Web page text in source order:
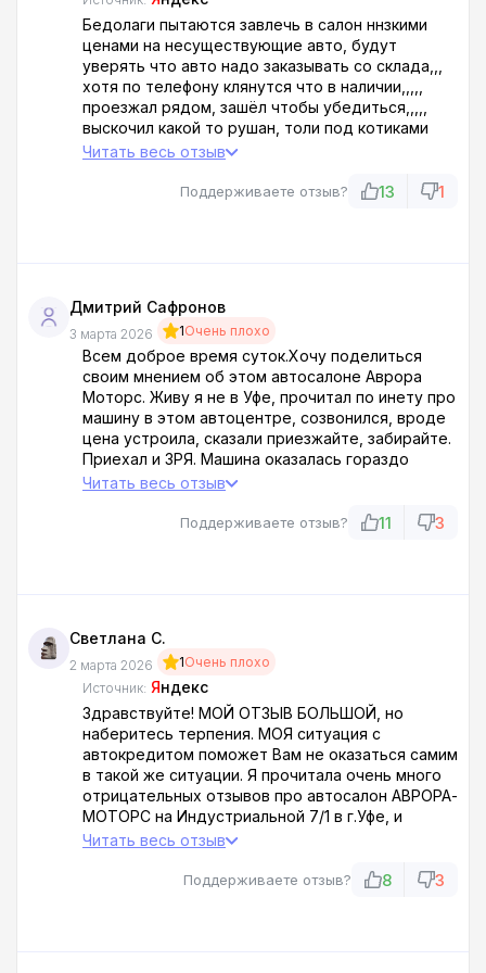
Бедолаги пытаются завлечь в салон ннзкими
ценами на несуществующие авто, будут
уверять что авто надо заказывать со склада,,,
хотя по телефону клянутся что в наличии,,,,,
проезжал рядом, зашёл чтобы убедиться,,,,,
выскочил какой то рушан, толи под котиками
толи радужной ориентации, начал говорить про
Читать весь отзыв
Поддерживаете отзыв? 13 1
Дмитрий Сафронов
3 марта 2026 1Очень плохо
Всем доброе время суток.Хочу поделиться
своим мнением об этом автосалоне Аврора
Моторс. Живу я не в Уфе, прочитал по инету про
машину в этом автоцентре, созвонился, вроде
цена устроила, сказали приезжайте, забирайте.
Приехал и ЗРЯ. Машина оказалась гораздо
дороже и еще в кредит. Короче ВСЕ ТАМ ВРУТ
ПОБОЛЬШЕ СОДРАТЬ.
СЮДА!
Читать весь отзыв
Поддерживаете отзыв? 11 3
Светлана С.
2 марта 2026 1Очень плохо
Источник: Яндекс
Здравствуйте! МОЙ ОТЗЫВ БОЛЬШОЙ, но
наберитесь терпения. МОЯ ситуация с
автокредитом поможет Вам не оказаться самим
в такой же ситуации. Я прочитала очень много
отрицательных отзывов про автосалон АВРОРА-
МОТОРС на Индустриальной 7/1 в г.Уфе, и
полностью согласна с этими отзывами. Не знаю
отрицательные полностью правдивые. Но
Читать весь отзыв
Поддерживаете отзыв? 8 3